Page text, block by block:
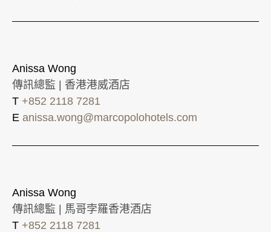
Anissa Wong
傳訊總監 | 香港港威酒店
T +852 2118 7281
E anissa.wong@marcopolohotels.com
Anissa Wong
傳訊總監 | 馬哥孛羅香港酒店
T +852 2118 7281